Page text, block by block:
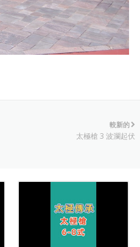
較新的
太極槍 3 波瀾起伏